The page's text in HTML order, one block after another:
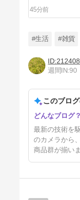
45分前
ク掃除機「
FR30A」
4時間前
#生活 #雑貨
週間IN:90
このブロ
最新の技術を
のカメラから
商品群が揃い